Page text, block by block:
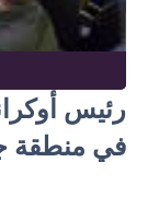
رئيس
في منطقة